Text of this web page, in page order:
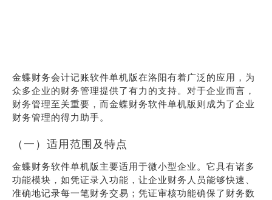
金蝶财务会计记账软件单机版在洛阳有着广泛的应用，为
众多企业的财务管理提供了有力的支持。对于企业而言，
财务管理至关重要，而金蝶财务软件单机版则成为了企业
财务管理的得力助手。
（一）适用范围及特点
金蝶财务软件单机版主要适用于微小型企业。它具有诸多
功能模块，如凭证录入功能，让企业财务人员能够快速、
准确地记录每一笔财务交易；凭证审核功能确保了财务数